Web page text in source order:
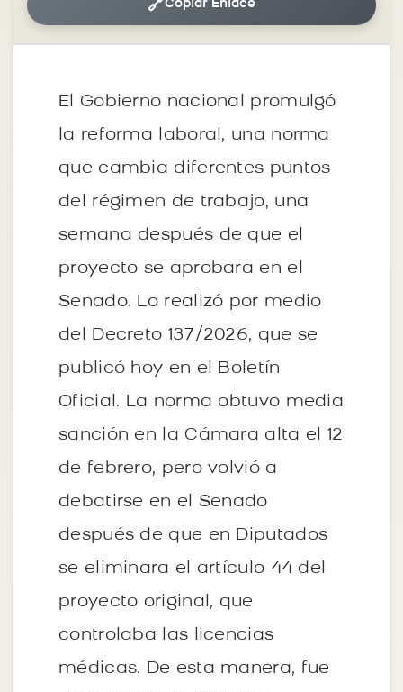
🔗Copiar Enlace
El Gobierno nacional promulgó
la reforma laboral, una norma
que cambia diferentes puntos
del régimen de trabajo, una
semana después de que el
proyecto se aprobara en el
Senado. Lo realizó por medio
del Decreto 137/2026, que se
publicó hoy en el Boletín
Oficial. La norma obtuvo media
sanción en la Cámara alta el 12
de febrero, pero volvió a
debatirse en el Senado
después de que en Diputados
se eliminara el artículo 44 del
proyecto original, que
controlaba las licencias
médicas. De esta manera, fue